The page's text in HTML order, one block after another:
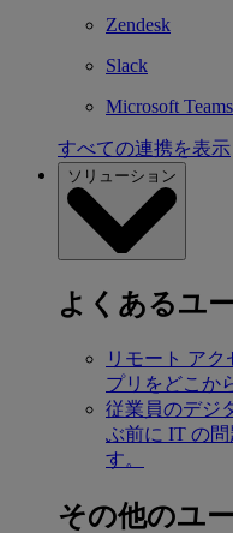
Zendesk
Slack
Microsoft Teams
すべての連携を表示
ソリューション
よくあるユ
リモート アク
プリをどこか
従業員のデジ
ぶ前に IT の
す。
その他のユ